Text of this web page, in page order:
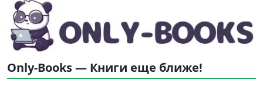
Only-Books — Книги еще ближе!